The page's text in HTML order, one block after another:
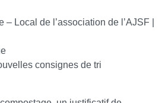
Local de l’association de l’AJSF |
consignes de tri